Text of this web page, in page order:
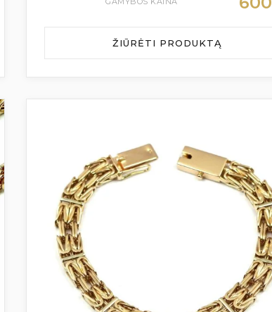
ŽIŪRĖTI PRODUKTĄ